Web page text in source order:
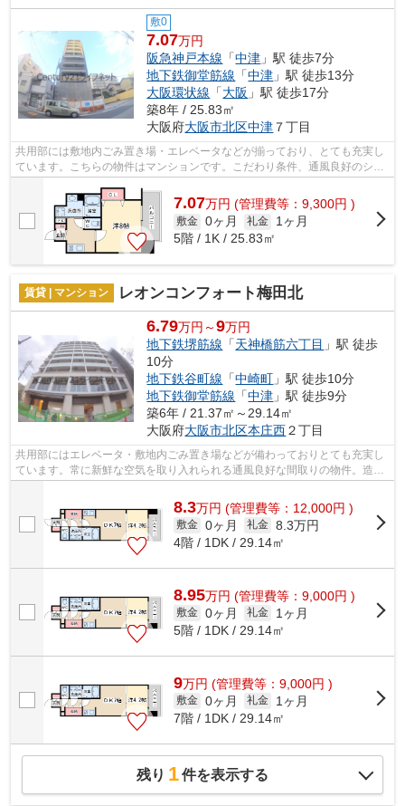
敷0
7.07万円
阪急神戸本線 「中津 」駅 徒歩7分
地下鉄御堂筋線 「中津 」駅 徒歩13分
大阪環状線 「大阪 」駅 徒歩17分
築8年 / 25.83㎡
大阪府大阪市北区中津 ７丁目
共用部には敷地内ごみ置き場・エレベータなどが揃っており、とても充実し
ています。こちらの物件はマンションです。こだわり条件、通風良好のシン
プルな作りの物件です。気分が落ちた...
7.07万円 (管理費等：9,300円 )
敷金 0ヶ月 礼金
1ヶ月
5階 / 1K / 25.83㎡
賃貸 | マンション レオンコンフォート梅田北
6.79万円～9万円
地下鉄堺筋線 「天神橋筋六丁目 」駅 徒歩
10分
地下鉄谷町線 「中崎町 」駅 徒歩10分
地下鉄御堂筋線 「中津 」駅 徒歩9分
築6年 / 21.37㎡～29.14㎡
大阪府大阪市北区本庄西２丁目
共用部にはエレベータ・敷地内ごみ置き場などが備わっておりとても充実し
ています。常に新鮮な空気を取り入れられる通風良好な間取りの物件。造り
8.3万円 (管理費等：12,000円 )
敷金 0ヶ月 礼金 8.3万円
4階 / 1DK / 29.14㎡
8.95万円 (管理費等：9,000円 )
敷金 0ヶ月 礼金
1ヶ月
5階 / 1DK / 29.14㎡
9万円 (管理費等：9,000円 )
敷金 0ヶ月 礼金
1ヶ月
7階 / 1DK / 29.14㎡
残り 1件を表示する